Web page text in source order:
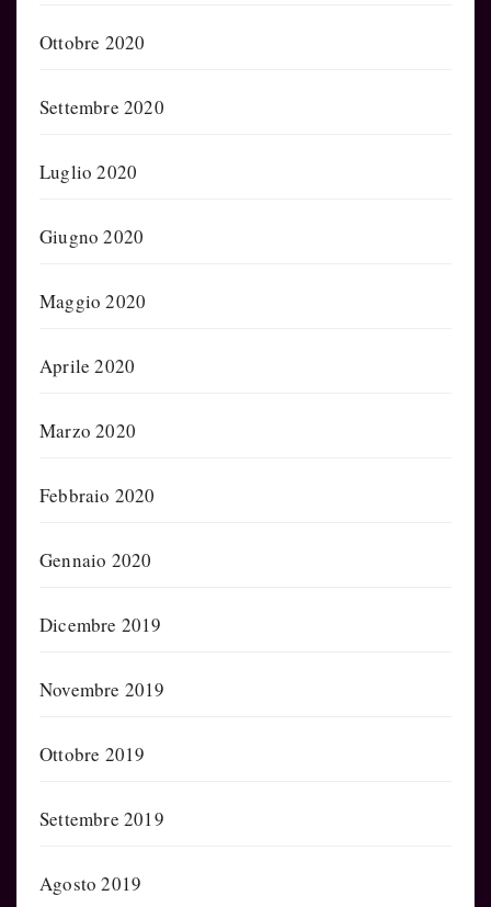
Ottobre 2020
Settembre 2020
Luglio 2020
Giugno 2020
Maggio 2020
Aprile 2020
Marzo 2020
Febbraio 2020
Gennaio 2020
Dicembre 2019
Novembre 2019
Ottobre 2019
Settembre 2019
Agosto 2019